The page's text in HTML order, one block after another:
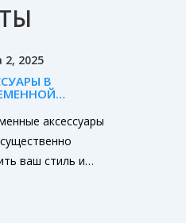
2025
В
аксессуары
ваш стиль и